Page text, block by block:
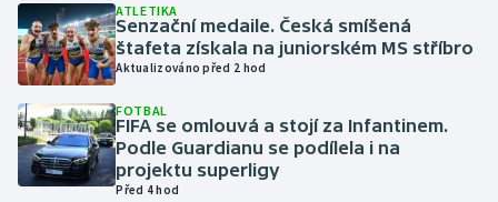
Krasobruslení
Lezení
Lyže a snowboard
Moderní pětiboj
ATLETIKA
Senzační medaile. Česká smíšená
štafeta získala na juniorském MS stříbro
Aktualizováno před 2 hod
FOTBAL
FIFA se omlouvá a stojí za Infantinem.
Podle Guardianu se podílela i na
projektu superligy
Před 4 hod